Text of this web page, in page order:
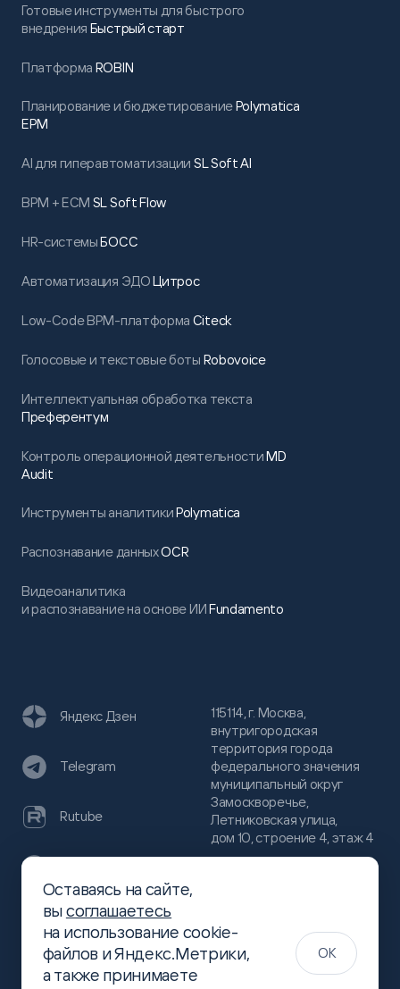
Готовые инструменты для быстрого
внедрения Быстрый старт
Платформа ROBIN
Планирование и бюджетированиеPolymatica
EPM
AI для гиперавтоматизации SL Soft AI
BPM + ECM SL Soft Flow
HR-системыБОСС
Автоматизация ЭДОЦитрос
Low-Code BPM-платформа Citeck
Голосовые и текстовые боты Robovoice
Интеллектуальная обработка текста
Преферентум
Контроль операционной деятельностиMD
Audit
Инструменты аналитикиPolymatica
Распознавание данныхOCR
Видеоаналитика
и распознавание на основе ИИFundamento
115114, г. Москва,
внутригородская
территория города
федерального значения
муниципальный округ
Замоскворечье,
Летниковская улица,
дом 10, строение 4, этаж 4
(499)
444-16-51
info@slsoft.ru
Яндекс Дзен
Telegram
Rutube
Хабр
Оставаясь на сайте,
высоглашаетесь
на использование cookie-
файлов и Яндекс.Метрики,
а также принимаете
OK